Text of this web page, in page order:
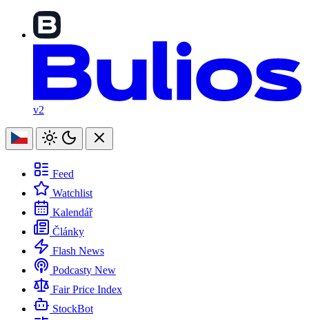
v2
Feed
Watchlist
Kalendář
Články
Flash News
Podcasty New
Fair Price Index
StockBot